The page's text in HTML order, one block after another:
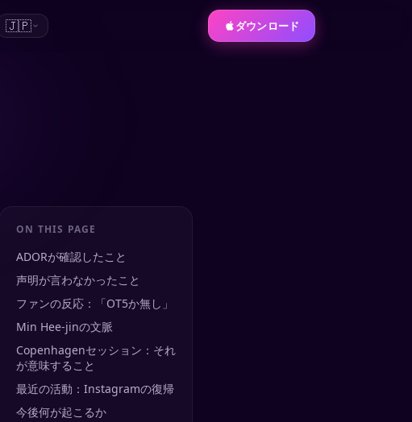
🇯🇵 ダウンロード
ON THIS PAGE
ADORが確認したこと
声明が言わなかったこと
ファンの反応：「OT5か無し」
Min Hee-jinの文脈
Copenhagenセッション：それ
が意味すること
最近の活動：Instagramの復帰
今後何が起こるか